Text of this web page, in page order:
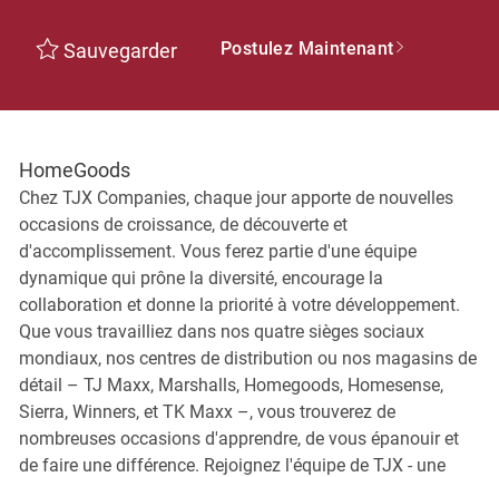
Sauvegarder Postulez Maintenant
HomeGoods
Chez TJX Companies, chaque jour apporte de nouvelles
occasions de croissance, de découverte et
d'accomplissement. Vous ferez partie d'une équipe
dynamique qui prône la diversité, encourage la
collaboration et donne la priorité à votre développement.
Que vous travailliez dans nos quatre sièges sociaux
mondiaux, nos centres de distribution ou nos magasins de
détail – TJ Maxx, Marshalls, Homegoods, Homesense,
Sierra, Winners, et TK Maxx –, vous trouverez de
nombreuses occasions d'apprendre, de vous épanouir et
de faire une différence. Rejoignez l'équipe de TJX - une